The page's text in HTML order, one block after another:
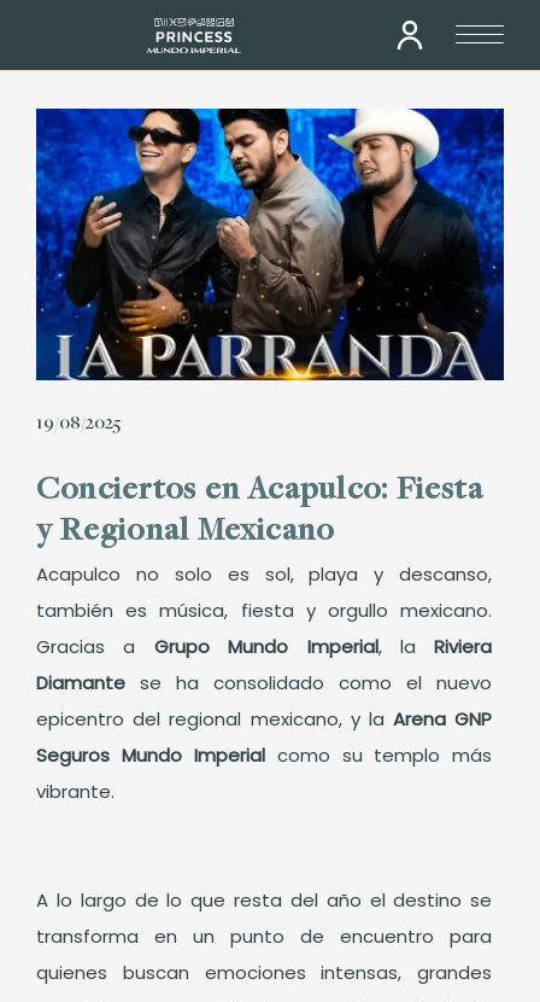
19/08/2025
Conciertos en Acapulco: Fiesta
y Regional Mexicano
Acapulco no solo es sol, playa y descanso,
también es música, fiesta y orgullo mexicano.
Gracias a Grupo Mundo Imperial, laRiviera
Diamante se ha consolidado como el nuevo
epicentro del regional mexicano, y laArena GNP
Seguros Mundo Imperialcomo su templo más
vibrante.
A lo largo de lo que resta del año el destino se
transforma en un punto de encuentro para
quienes buscan emociones intensas, grandes